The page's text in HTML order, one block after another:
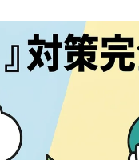
preparación en